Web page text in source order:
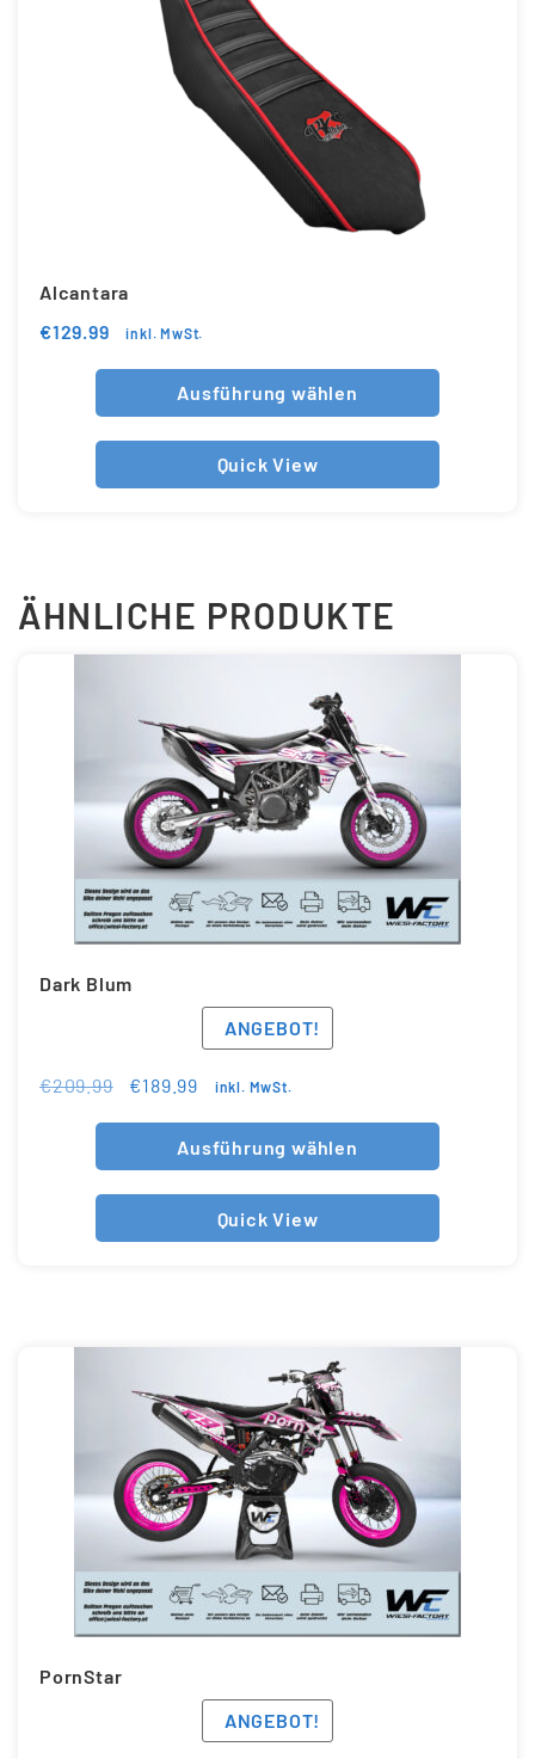
Alcantara
€129.99 inkl. MwSt.
Ausführung wählen
Quick View
ÄHNLICHE PRODUKTE
Dark Blum
ANGEBOT!
€209.99 €189.99 inkl. MwSt.
Ausführung wählen
Quick View
PornStar
ANGEBOT!